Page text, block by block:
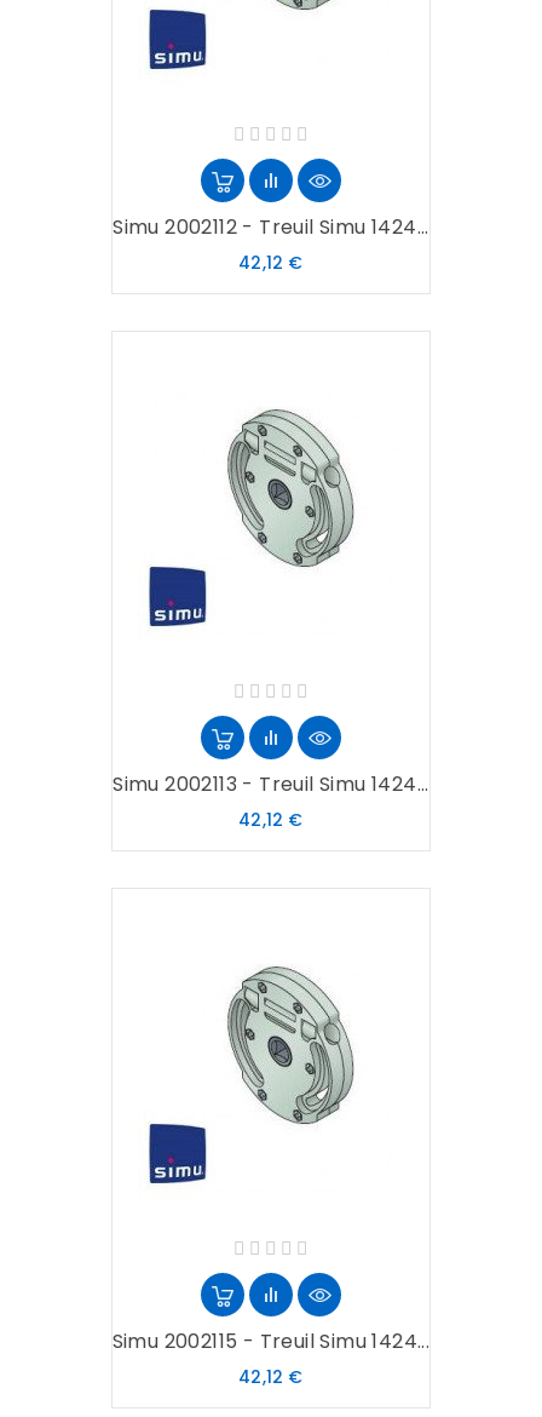
Simu 2002112 - Treuil Simu 1424...
42,12 €Prix
Simu 2002113 - Treuil Simu 1424...
42,12 €Prix
Simu 2002115 - Treuil Simu 1424...
42,12 €Prix